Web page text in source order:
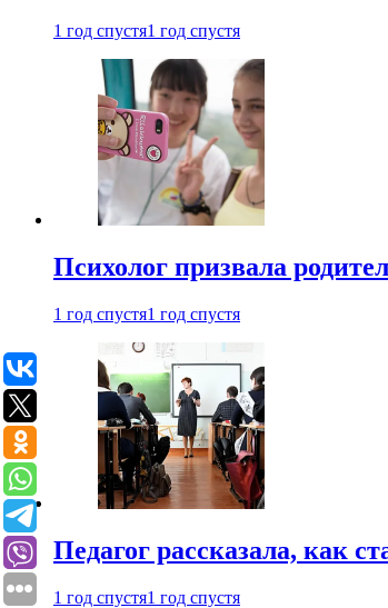
1 год спустя1 год спустя
Психолог призвала
1 год спустя1 год спустя
Педагог рассказала, как
1 год спустя1 год спустя